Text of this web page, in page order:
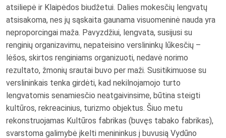
atsiliepė ir Klaipėdos biudžetui. Dalies mokesčių lengvatų
atsisakoma, nes jų sąskaita gaunama visuomeninė nauda yra
neproporcingai maža. Pavyzdžiui, lengvata, susijusi su
renginių organizavimu, nepateisino verslininkų lūkesčių –
lėšos, skirtos renginiams organizuoti, nedavė norimo
rezultato, žmonių srautai buvo per maži. Susitikimuose su
verslininkais tenka girdėti, kad nekilnojamojo turto
lengvatomis senamiesčio neatgaivinsime, būtina steigti
kultūros, rekreacinius, turizmo objektus. Šiuo metu
rekonstruojamas Kultūros fabrikas (buvęs tabako fabrikas),
svarstoma galimybė įkelti menininkus į buvusią Vydūno